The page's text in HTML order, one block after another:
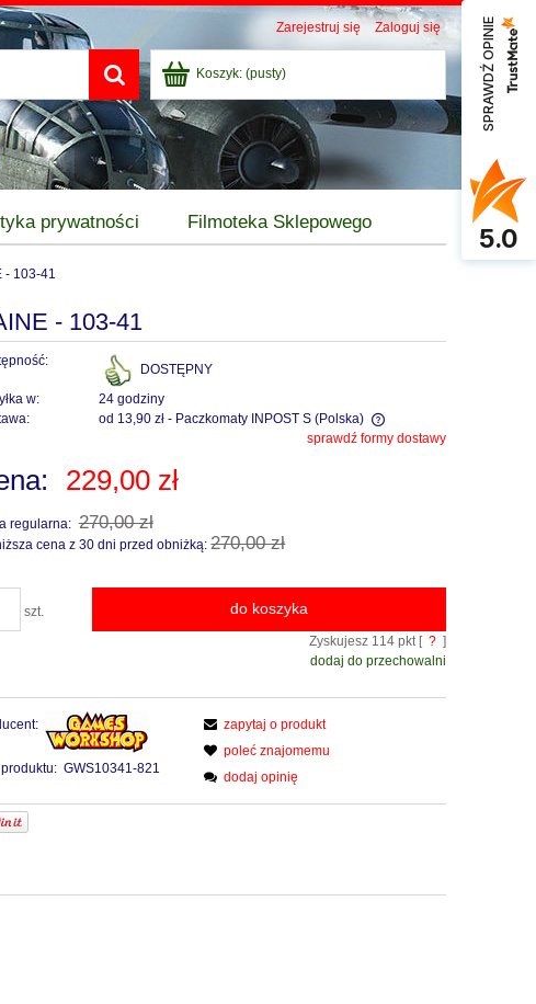
Zarejestruj się Zaloguj się
Koszyk: (pusty)
prywatności Filmoteka Sklepowego
- 103-41
- 103-41
DOSTĘPNY
w:
24 godziny
od 13,90 zł - Paczkomaty INPOST S (Polska)
Cena nie zawiera ewentualnych kosztów
płatności
sprawdź formy dostawy
229,00 zł
regularna: 270,00 zł
cena z 30 dni przed obniżką:270,00 zł
szt. do koszyka
Zyskujesz 114pkt [ ? ]
dodaj do przechowalni
produktu: GWS10341-821
zapytaj o produkt
poleć znajomemu
dodaj opinię
SPRAWDŹ OPINIE
5.0